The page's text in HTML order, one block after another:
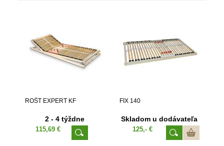
ROŠT EXPERT KF
2 - 4 týždne
115,69 €
FIX 140
Skladom u dodávateľa
125,- €